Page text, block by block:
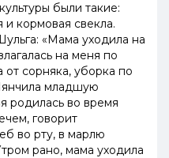
были такие:
и кормовая свекла.
«Мама уходила на
на меня по
сорняка, уборка по
младшую
родилась во время
говорит
во рту, в марлю
рано, мама уходила